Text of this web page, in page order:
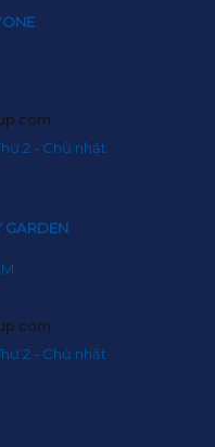
2 - Chủ nhật
GARDEN
2 - Chủ nhật